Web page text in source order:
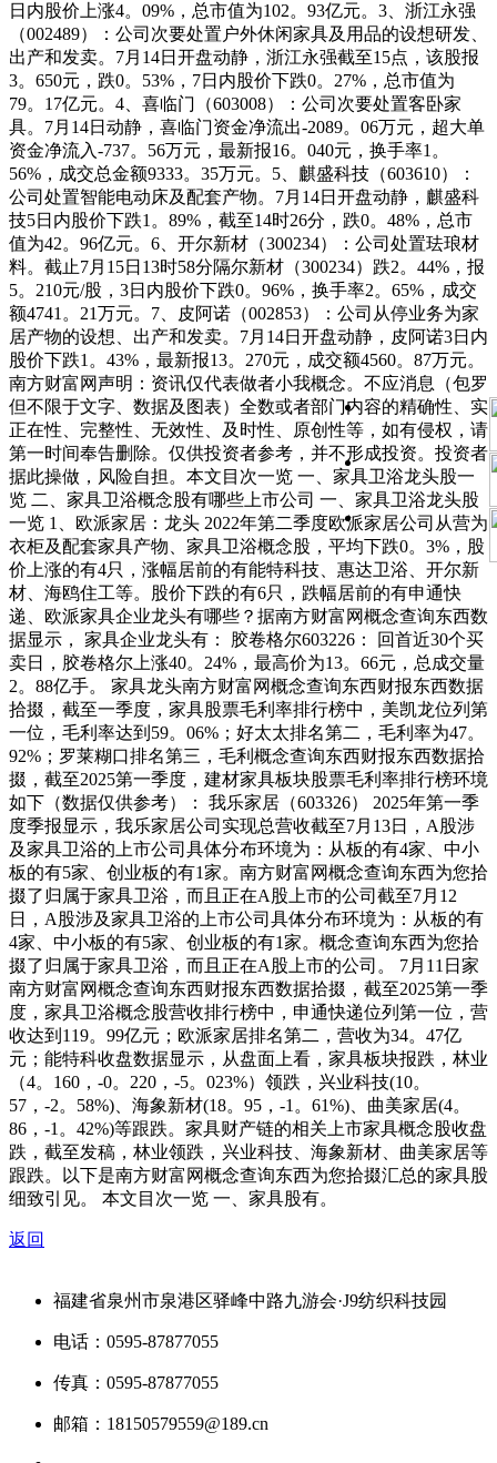
日内股价上涨4。09%，总市值为102。93亿元。3、浙江永强
（002489）：公司次要处置户外休闲家具及用品的设想研发、
出产和发卖。7月14日开盘动静，浙江永强截至15点，该股报
3。650元，跌0。53%，7日内股价下跌0。27%，总市值为
79。17亿元。4、喜临门（603008）：公司次要处置客卧家
具。7月14日动静，喜临门资金净流出-2089。06万元，超大单
资金净流入-737。56万元，最新报16。040元，换手率1。
56%，成交总金额9333。35万元。5、麒盛科技（603610）：
公司处置智能电动床及配套产物。7月14日开盘动静，麒盛科
技5日内股价下跌1。89%，截至14时26分，跌0。48%，总市
值为42。96亿元。6、开尔新材（300234）：公司处置珐琅材
料。截止7月15日13时58分隔尔新材（300234）跌2。44%，报
5。210元/股，3日内股价下跌0。96%，换手率2。65%，成交
额4741。21万元。7、皮阿诺（002853）：公司从停业务为家
居产物的设想、出产和发卖。7月14日开盘动静，皮阿诺3日内
股价下跌1。43%，最新报13。270元，成交额4560。87万元。
南方财富网声明：资讯仅代表做者小我概念。不应消息（包罗
但不限于文字、数据及图表）全数或者部门内容的精确性、实
正在性、完整性、无效性、及时性、原创性等，如有侵权，请
第一时间奉告删除。仅供投资者参考，并不形成投资。投资者
据此操做，风险自担。本文目次一览 一、家具卫浴龙头股一
览 二、家具卫浴概念股有哪些上市公司 一、家具卫浴龙头股
一览 1、欧派家居：龙头 2022年第二季度欧派家居公司从营为
衣柜及配套家具产物、家具卫浴概念股，平均下跌0。3%，股
价上涨的有4只，涨幅居前的有能特科技、惠达卫浴、开尔新
材、海鸥住工等。股价下跌的有6只，跌幅居前的有申通快
递、欧派家具企业龙头有哪些？据南方财富网概念查询东西数
据显示， 家具企业龙头有： 胶卷格尔603226： 回首近30个买
卖日，胶卷格尔上涨40。24%，最高价为13。66元，总成交量
2。88亿手。 家具龙头南方财富网概念查询东西财报东西数据
拾掇，截至一季度，家具股票毛利率排行榜中，美凯龙位列第
一位，毛利率达到59。06%；好太太排名第二，毛利率为47。
92%；罗莱糊口排名第三，毛利概念查询东西财报东西数据拾
掇，截至2025第一季度，建材家具板块股票毛利率排行榜环境
如下（数据仅供参考）： 我乐家居（603326） 2025年第一季
度季报显示，我乐家居公司实现总营收截至7月13日，A股涉
及家具卫浴的上市公司具体分布环境为：从板的有4家、中小
板的有5家、创业板的有1家。南方财富网概念查询东西为您拾
掇了归属于家具卫浴，而且正在A股上市的公司截至7月12
日，A股涉及家具卫浴的上市公司具体分布环境为：从板的有
4家、中小板的有5家、创业板的有1家。概念查询东西为您拾
掇了归属于家具卫浴，而且正在A股上市的公司。 7月11日家
南方财富网概念查询东西财报东西数据拾掇，截至2025第一季
度，家具卫浴概念股营收排行榜中，申通快递位列第一位，营
收达到119。99亿元；欧派家居排名第二，营收为34。47亿
元；能特科收盘数据显示，从盘面上看，家具板块报跌，林业
（4。160，-0。220，-5。023%）领跌，兴业科技(10。
57，-2。58%)、海象新材(18。95，-1。61%)、曲美家居(4。
86，-1。42%)等跟跌。家具财产链的相关上市家具概念股收盘
跌，截至发稿，林业领跌，兴业科技、海象新材、曲美家居等
跟跌。以下是南方财富网概念查询东西为您拾掇汇总的家具股
细致引见。 本文目次一览 一、家具股有。
返回
福建省泉州市泉港区驿峰中路九游会·J9纺织科技园
电话：0595-87877055
传真：0595-87877055
邮箱：18150579559@189.cn